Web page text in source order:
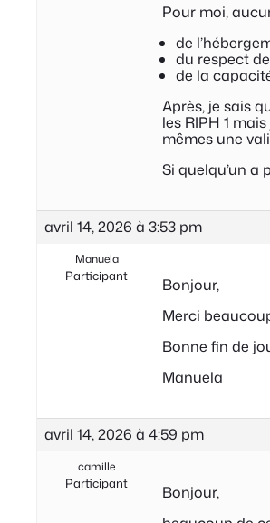
Pour moi,
de
du respect
de la
Après, je sais
les RIPH 1
mêmes une
Si quelqu’un a
avril 14, 2026 à 3:53 pm
Manuela
Participant
Bonjour,
Merci
Bonne fin de
Manuela
avril 14, 2026 à 4:59 pm
camille
Participant
Bonjour,